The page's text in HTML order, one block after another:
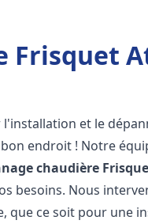
Frisquet
et le
bon endroit ! Notre
chaudière
besoins. Nous
que ce soit pour une